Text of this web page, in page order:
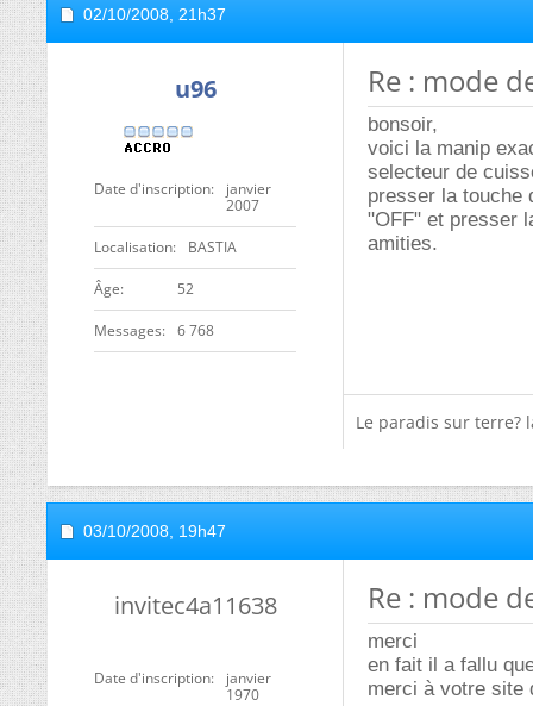
02/10/2008, 21h37
u96
Date d'inscription
janvier
2007
Localisation BASTIA
ge 52
Messages 6 768
Re : mode
bonsoir,
voici la manip
selecteur de
presser la touche
"OFF" et presser
amities.
Le paradis sur terre?
03/10/2008, 19h47
invitec4a11638
Date d'inscription
janvier
1970
Re : mode
merci
en fait il a fallu
merci à votre site